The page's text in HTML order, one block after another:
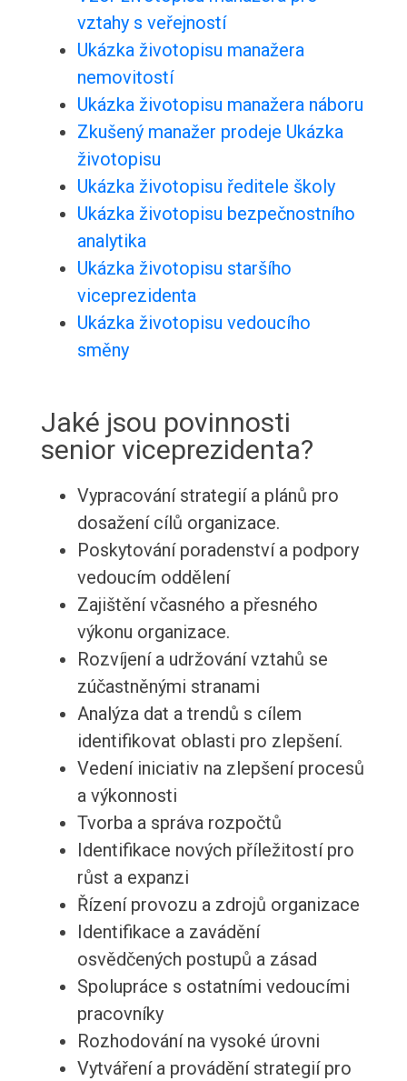
vztahy s veřejností
Ukázka životopisu manažera
nemovitostí
Ukázka životopisu manažera náboru
Zkušený manažer prodeje Ukázka
životopisu
Ukázka životopisu ředitele školy
Ukázka životopisu bezpečnostního
analytika
Ukázka životopisu staršího
viceprezidenta
Ukázka životopisu vedoucího
směny
Jaké jsou povinnosti
senior viceprezidenta?
Vypracování strategií a plánů pro
dosažení cílů organizace.
Poskytování poradenství a podpory
vedoucím oddělení
Zajištění včasného a přesného
výkonu organizace.
Rozvíjení a udržování vztahů se
zúčastněnými stranami
Analýza dat a trendů s cílem
identifikovat oblasti pro zlepšení.
Vedení iniciativ na zlepšení procesů
a výkonnosti
Tvorba a správa rozpočtů
Identifikace nových příležitostí pro
růst a expanzi
Řízení provozu a zdrojů organizace
Identifikace a zavádění
osvědčených postupů a zásad
Spolupráce s ostatními vedoucími
pracovníky
Rozhodování na vysoké úrovni
Vytváření a provádění strategií pro